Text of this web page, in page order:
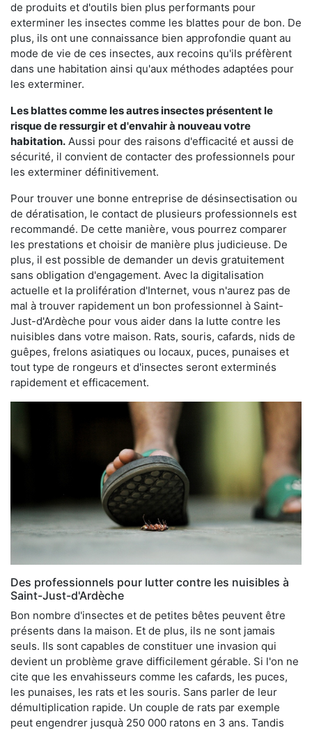
de produits et d'outils bien plus performants pour
exterminer les insectes comme les blattes pour de bon. De
plus, ils ont une connaissance bien approfondie quant au
mode de vie de ces insectes, aux recoins qu'ils préfèrent
dans une habitation ainsi qu'aux méthodes adaptées pour
les exterminer.
Les blattes comme les autres insectes présentent le
risque de ressurgir et d'envahir à nouveau votre
habitation. Aussi pour des raisons d'efficacité et aussi de
sécurité, il convient de contacter des professionnels pour
les exterminer définitivement.
Pour trouver une bonne entreprise de désinsectisation ou
de dératisation, le contact de plusieurs professionnels est
recommandé. De cette manière, vous pourrez comparer
les prestations et choisir de manière plus judicieuse. De
plus, il est possible de demander un devis gratuitement
sans obligation d'engagement. Avec la digitalisation
actuelle et la prolifération d'Internet, vous n'aurez pas de
mal à trouver rapidement un bon professionnel à Saint-
Just-d'Ardèche pour vous aider dans la lutte contre les
nuisibles dans votre maison. Rats, souris, cafards, nids de
guêpes, frelons asiatiques ou locaux, puces, punaises et
tout type de rongeurs et d'insectes seront exterminés
rapidement et efficacement.
Des professionnels pour lutter contre les nuisibles à
Saint-Just-d'Ardèche
Bon nombre d'insectes et de petites bêtes peuvent être
présents dans la maison. Et de plus, ils ne sont jamais
seuls. Ils sont capables de constituer une invasion qui
devient un problème grave difficilement gérable. Si l'on ne
cite que les envahisseurs comme les cafards, les puces,
les punaises, les rats et les souris. Sans parler de leur
démultiplication rapide. Un couple de rats par exemple
peut engendrer jusquà 250 000 ratons en 3 ans. Tandis